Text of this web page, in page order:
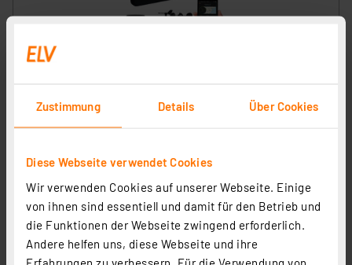
Zustimmung Details Über Cookies
Diese Webseite verwendet Cookies
Wir verwenden Cookies auf unserer Webseite. Einige
von ihnen sind essentiell und damit für den Betrieb und
die Funktionen der Webseite zwingend erforderlich.
Andere helfen uns, diese Webseite und ihre
Erfahrungen zu verbessern. Für die Verwendung von
Ventus WLAN-Wetterstation W830, inkl. Solar-Funk-
Artikel-Nr. 129870
Statt129,95 € **
inkl. MwSt.
Informationen zu Versandkosten